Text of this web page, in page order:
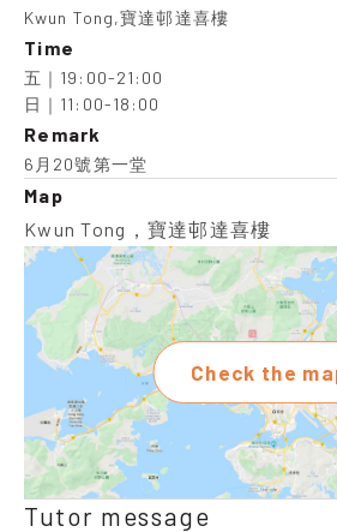
Kwun Tong,寶達邨達喜樓
Time
五｜19:00-21:00
日｜11:00-18:00
Remark
6月20號第一堂
Map
Kwun Tong，寶達邨達喜樓
Check the
Tutor message